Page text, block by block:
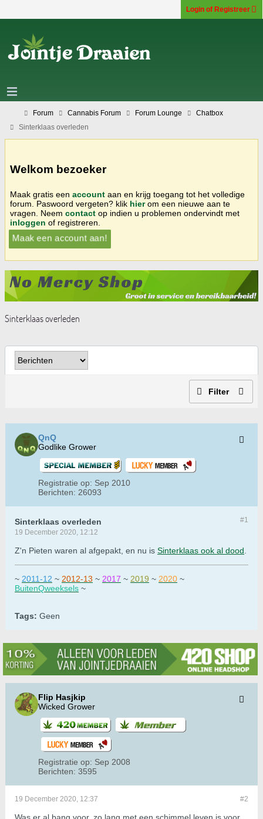
Login of Registreer
Forum Cannabis Forum Forum Lounge
Chatbox
Sinterklaas overleden
Welkom bezoeker
Maak gratis een account aan en krijg toegang tot het volledige
forum. Paswoord vergeten? klik hierom een nieuwe aan te
vragen. Neem contact op indien u problemen ondervindt met
inloggen of registreren.
Maak een account aan!
Sinterklaas overleden
Filter
QnQ
Godlike Grower
Registratie op: Sep 2010
Berichten: 26093
#1
Sinterklaas overleden
19 December 2020, 12:12
Z'n Pieten waren al afgepakt, en nu is Sinterklaas ook al dood
~ 2011-12 ~ 2012-13 ~ 2017 ~ 2019 ~ 2020 ~
BuitenQweeksels ~
Tags: Geen
Flip Hasjkip
Wicked Grower
Registratie op: Sep 2008
Berichten: 3595
#2
19 December 2020, 12:37